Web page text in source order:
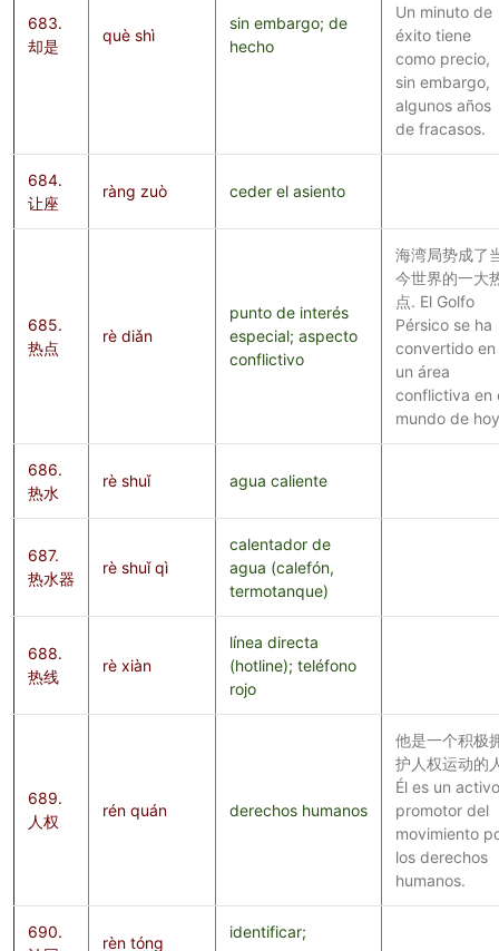
683.
却是
què shì
sin embargo; de
hecho
Un minuto de
éxito tiene
como precio,
sin embargo,
algunos años
de fracasos.
684.
让座
ràng zuò ceder el asiento
685.
热点
rè diǎn
punto de interés
especial; aspecto
conflictivo
海湾局势成了
今世界的一大
点. El Golfo
Pérsico se ha
convertido en
un área
conflictiva en
mundo de
686.
热水
rè shuǐ agua caliente
687.
热水器
rè shuǐ qì
calentador de
agua (calefón,
termotanque)
688.
热线
rè xiàn
línea directa
(hotline); teléfono
rojo
689.
人权
rén quán derechos humanos
他是一个积极
护人权运动的
Él es un activo
promotor del
movimiento
los derechos
humanos.
690.
rèn tóng
identificar;